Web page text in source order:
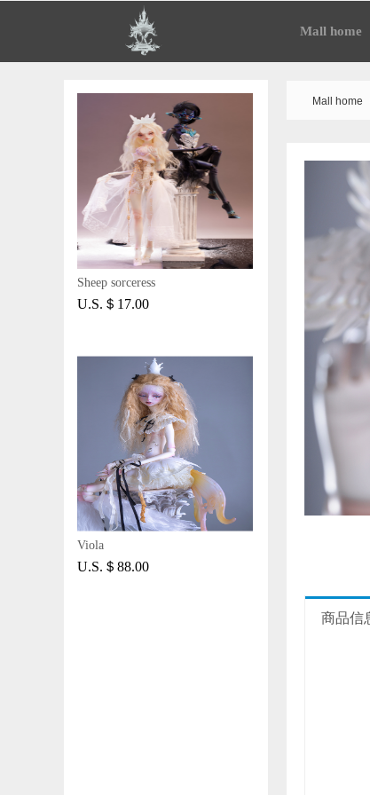
Mall home
Sheep sorceress
U.S.＄17.00
Viola
U.S.＄88.00
Mall home
商品信